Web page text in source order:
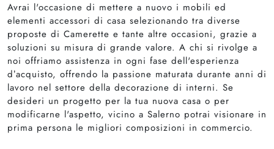
Avrai l'occasione di mettere a nuovo i mobili ed
elementi accessori di casa selezionando tra diverse
proposte di Camerette e tante altre occasioni, grazie a
soluzioni su misura di grande valore. A chi si rivolge a
noi offriamo assistenza in ogni fase dell'esperienza
d’acquisto, offrendo la passione maturata durante anni di
lavoro nel settore della decorazione di interni. Se
desideri un progetto per la tua nuova casa o per
modificarne l'aspetto, vicino a Salerno potrai visionare in
prima persona le migliori composizioni in commercio.